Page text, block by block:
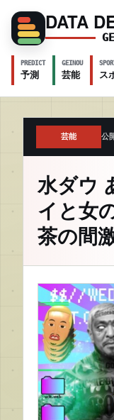
DATA
PREDICT
予測
GEINOU
芸能 ス
芸能 公
水ダウ
イと女
茶の間